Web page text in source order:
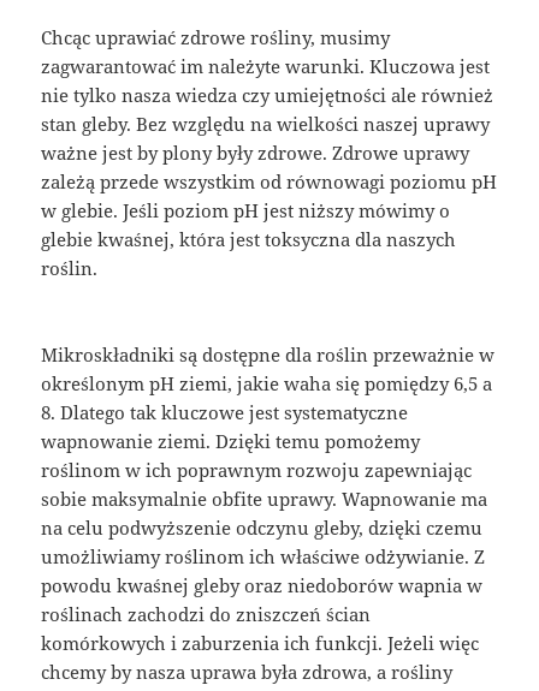
Chcąc uprawiać zdrowe rośliny, musimy
zagwarantować im należyte warunki. Kluczowa jest
nie tylko nasza wiedza czy umiejętności ale również
stan gleby. Bez względu na wielkości naszej uprawy
ważne jest by plony były zdrowe. Zdrowe uprawy
zależą przede wszystkim od równowagi poziomu pH
w glebie. Jeśli poziom pH jest niższy mówimy o
glebie kwaśnej, która jest toksyczna dla naszych
roślin.
Mikroskładniki są dostępne dla roślin przeważnie w
określonym pH ziemi, jakie waha się pomiędzy 6,5 a
8. Dlatego tak kluczowe jest systematyczne
wapnowanie ziemi. Dzięki temu pomożemy
roślinom w ich poprawnym rozwoju zapewniając
sobie maksymalnie obfite uprawy. Wapnowanie ma
na celu podwyższenie odczynu gleby, dzięki czemu
umożliwiamy roślinom ich właściwe odżywianie. Z
powodu kwaśnej gleby oraz niedoborów wapnia w
roślinach zachodzi do zniszczeń ścian
komórkowych i zaburzenia ich funkcji. Jeżeli więc
chcemy by nasza uprawa była zdrowa, a rośliny